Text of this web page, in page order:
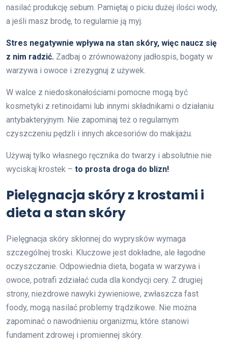
nasilać produkcję sebum. Pamiętaj o piciu dużej ilości wody,
a jeśli masz brodę, to regularnie ją myj.
Stres negatywnie wpływa na stan skóry, więc naucz się
z nim radzić. Zadbaj o zrównoważony jadłospis, bogaty w
warzywa i owoce i zrezygnuj z używek.
W walce z niedoskonałościami pomocne mogą być
kosmetyki z retinoidami lub innymi składnikami o działaniu
antybakteryjnym. Nie zapominaj też o regularnym
czyszczeniu pędzli i innych akcesoriów do makijażu.
Używaj tylko własnego ręcznika do twarzy i absolutnie nie
wyciskaj krostek – to prosta droga do blizn!
Pielęgnacja skóry z krostami i
dieta a stan skóry
Pielęgnacja skóry skłonnej do wyprysków wymaga
szczególnej troski. Kluczowe jest dokładne, ale łagodne
oczyszczanie. Odpowiednia dieta, bogata w warzywa i
owoce, potrafi zdziałać cuda dla kondycji cery. Z drugiej
strony, niezdrowe nawyki żywieniowe, zwłaszcza fast
foody, mogą nasilać problemy trądzikowe. Nie można
zapominać o nawodnieniu organizmu, które stanowi
fundament zdrowej i promiennej skóry.